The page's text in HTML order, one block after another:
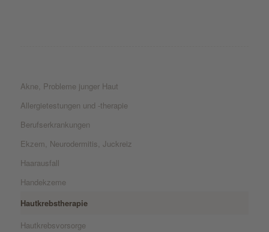
Akne, Probleme junger Haut
Allergietestungen und -therapie
Berufserkrankungen
Ekzem, Neurodermitis, Juckreiz
Haarausfall
Handekzeme
Hautkrebstherapie
Hautkrebsvorsorge